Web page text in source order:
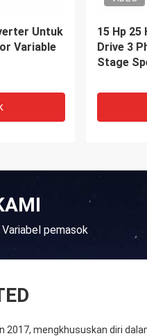
Untuk
PV
Starting
480V Vfd
pemasok
2017, mengkhususkan diri